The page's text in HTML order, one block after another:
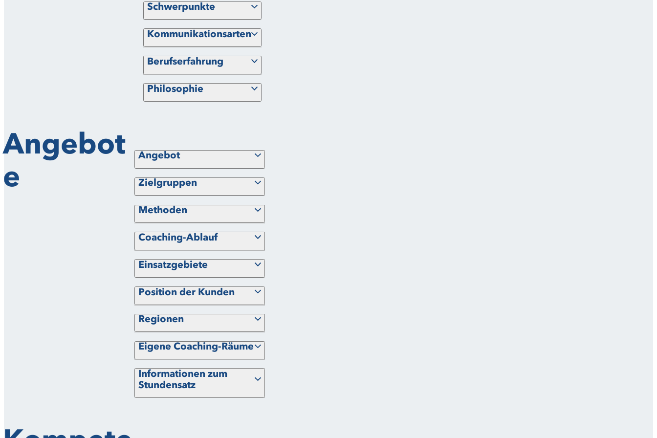
Schwerpunkte
Kommunikationsarten
Berufserfahrung
Philosophie
Angebot
e
Angebot
Zielgruppen
Methoden
Coaching-Ablauf
Einsatzgebiete
Position der Kunden
Regionen
Eigene Coaching-Räume
Informationen zum
Stundensatz